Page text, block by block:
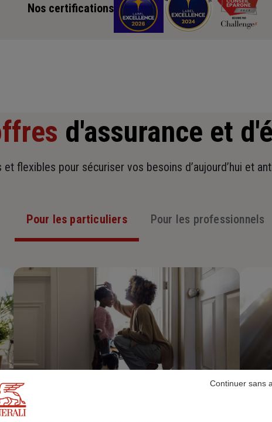
Nos certifications
d'assurance et
flexibles pour sécuriser vos besoins d’aujourd’hui et
Pour les particuliers Pour les professionnels
Continuer sans